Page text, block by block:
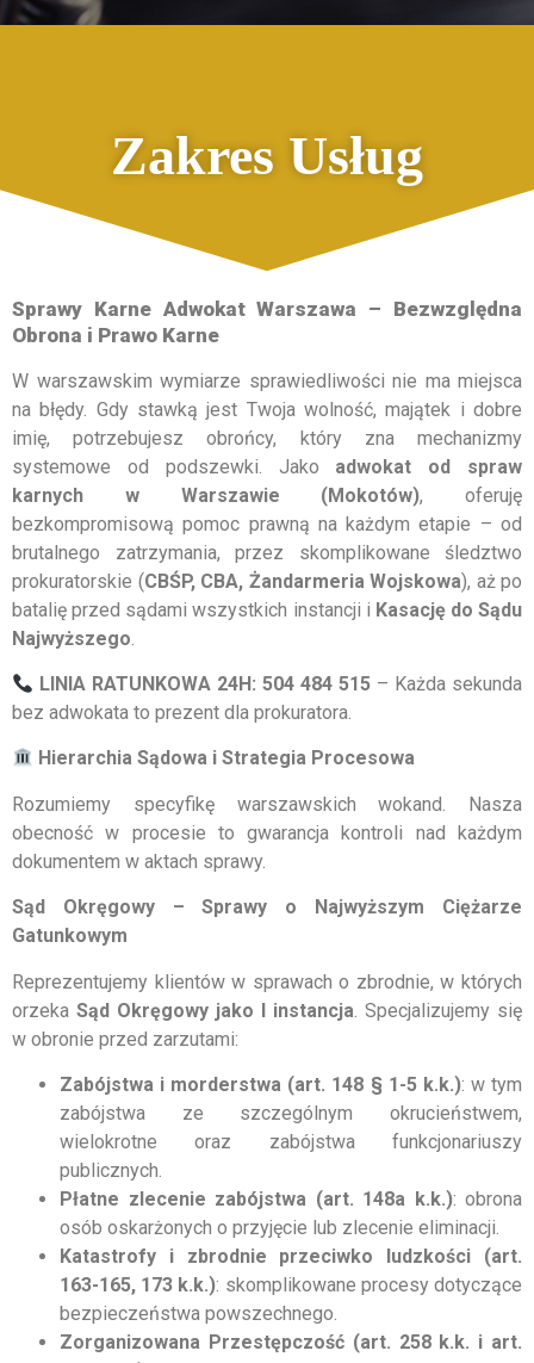
Zakres Usług
Sprawy Karne Adwokat Warszawa – Bezwzględna
Obrona i Prawo Karne
W warszawskim wymiarze sprawiedliwości nie ma miejsca
na błędy. Gdy stawką jest Twoja wolność, majątek i dobre
imię, potrzebujesz obrońcy, który zna mechanizmy
systemowe od podszewki. Jako adwokat od spraw
karnych w Warszawie (Mokotów), oferuję
bezkompromisową pomoc prawną na każdym etapie – od
brutalnego zatrzymania, przez skomplikowane śledztwo
prokuratorskie (CBŚP, CBA, Żandarmeria Wojskowa), aż po
batalię przed sądami wszystkich instancji i Kasację do Sądu
Najwyższego
LINIA RATUNKOWA 24H: 504 484 515 – Każda sekunda
bez adwokata to prezent dla prokuratora.
Hierarchia Sądowa i Strategia Procesowa
Rozumiemy specyfikę warszawskich wokand. Nasza
obecność w procesie to gwarancja kontroli nad każdym
dokumentem w aktach sprawy.
Sąd Okręgowy – Sprawy o Najwyższym Ciężarze
Gatunkowym
Reprezentujemy klientów w sprawach o zbrodnie, w których
orzeka Sąd Okręgowy jako I instancja . Specjalizujemy się
w obronie przed zarzutami:
Zabójstwa i morderstwa (art. 148 § 1-5 k.k.): w tym
zabójstwa ze szczególnym okrucieństwem,
wielokrotne oraz zabójstwa funkcjonariuszy
publicznych.
Płatne zlecenie zabójstwa (art. 148a k.k.): obrona
osób oskarżonych o przyjęcie lub zlecenie eliminacji.
Katastrofy i zbrodnie przeciwko ludzkości (art.
163-165, 173 k.k.): skomplikowane procesy dotyczące
bezpieczeństwa powszechnego.
Zorganizowana Przestępczość (art. 258 k.k. i art.